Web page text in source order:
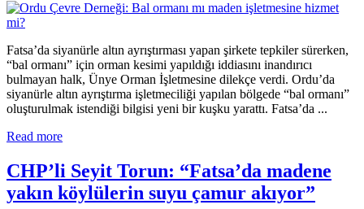
Fatsa’da siyanürle altın ayrıştırması yapan şirkete tepkiler sürerken,
“bal ormanı” için orman kesimi yapıldığı iddiasını inandırıcı
bulmayan halk, Ünye Orman İşletmesine dilekçe verdi. Ordu’da
siyanürle altın ayrıştırma işletmeciliği yapılan bölgede “bal ormanı”
oluşturulmak istendiği bilgisi yeni bir kuşku yarattı. Fatsa’da ...
Read more
CHP’li Seyit Torun: “Fatsa’da madene
yakın köylülerin suyu çamur akıyor”